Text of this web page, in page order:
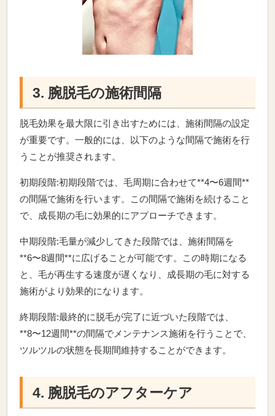
3. 腕脱毛の施術間隔
脱毛効果を最大限に引き出すためには、施術間隔の設定
が重要です。一般的には、以下のような間隔で施術を行
うことが推奨されます。
初期段階:初期段階では、毛周期に合わせて**4〜6週間**
の間隔で施術を行います。この間隔で施術を続けること
で、成長期の毛に効果的にアプローチできます。
中期段階:毛量が減少してきた段階では、施術間隔を
**6〜8週間**に広げることが可能です。この時期になる
と、毛が再生する速度が遅くなり、成長期の毛に対する
施術がより効果的になります。
終期段階:最終的に脱毛が完了に近づいた段階では、
**8〜12週間**の間隔でメンテナンス施術を行うことで、
ツルツルの状態を長期間維持することができます。
4. 腕脱毛のアフターケア